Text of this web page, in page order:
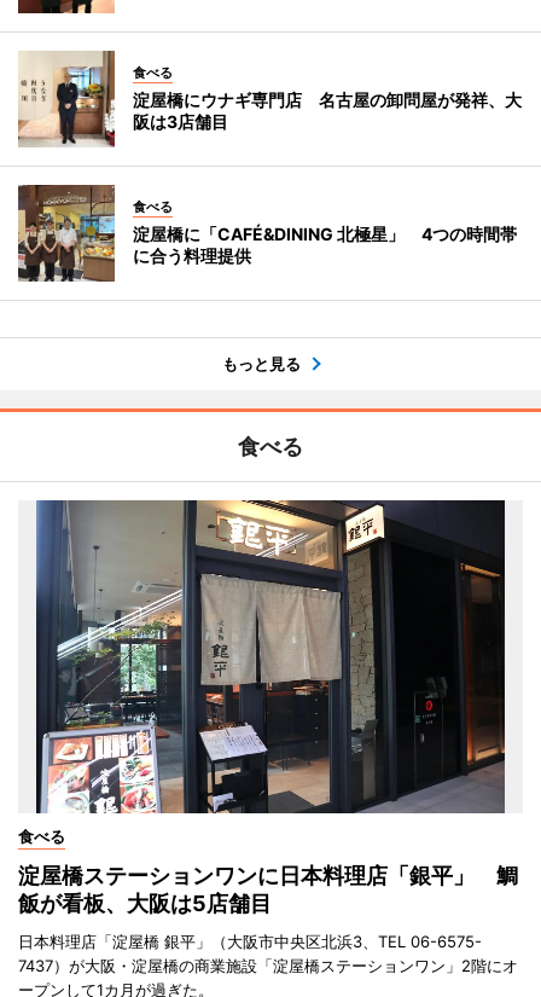
食べる
淀屋橋にウナギ専門店 名古屋の卸問屋が発祥、大
阪は3店舗目
食べる
淀屋橋に「CAFÉ&DINING 北極星」 4つの時間帯
に合う料理提供
もっと見る
食べる
食べる
淀屋橋ステーションワンに日本料理店「銀平」 鯛
飯が看板、大阪は5店舗目
日本料理店「淀屋橋 銀平」（大阪市中央区北浜3、TEL 06-6575-
7437）が大阪・淀屋橋の商業施設「淀屋橋ステーションワン」2階にオ
ープンして1カ月が過ぎた。